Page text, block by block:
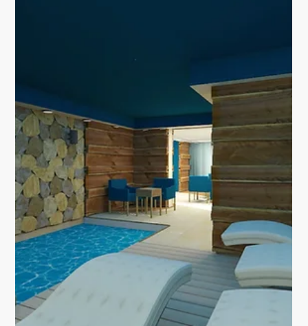
Ist es nicht schön? Ich habe diesen unangenehmen,
dunklen und langen Gang durch ein sehr freundliches
Motiv nicht nur unterbrochen...
Load video